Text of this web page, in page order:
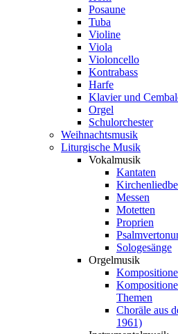
Posaune
Tuba
Violine
Viola
Violoncello
Kontrabass
Harfe
Klavier und
Orgel
Schulorchester
Weihnachtsmusik
Liturgische Musik
Vokalmusik
Kantaten
Messen
Motetten
Proprien
Sologesänge
Orgelmusik
Themen
Choräle aus
1961)